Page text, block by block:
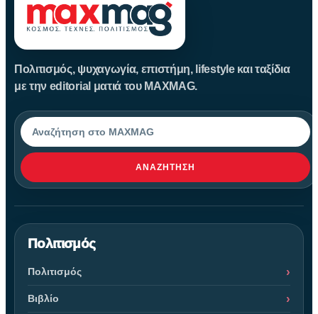
Πολιτισμός, ψυχαγωγία, επιστήμη, lifestyle και ταξίδια
με την editorial ματιά του MAXMAG.
Αναζήτηση
ΑΝΑΖΉΤΗΣΗ
Πολιτισμός
Πολιτισμός
Βιβλίο